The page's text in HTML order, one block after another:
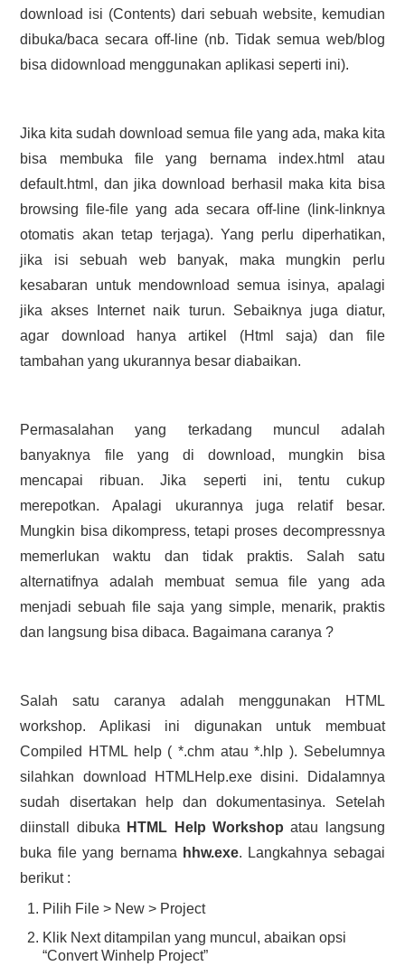
download isi (Contents) dari sebuah website, kemudian
dibuka/baca secara off-line (nb. Tidak semua web/blog
bisa didownload menggunakan aplikasi seperti ini).
Jika kita sudah download semua file yang ada, maka kita
bisa membuka file yang bernama index.html atau
default.html, dan jika download berhasil maka kita bisa
browsing file-file yang ada secara off-line (link-linknya
otomatis akan tetap terjaga). Yang perlu diperhatikan,
jika isi sebuah web banyak, maka mungkin perlu
kesabaran untuk mendownload semua isinya, apalagi
jika akses Internet naik turun. Sebaiknya juga diatur,
agar download hanya artikel (Html saja) dan file
tambahan yang ukurannya besar diabaikan.
Permasalahan yang terkadang muncul adalah
banyaknya file yang di download, mungkin bisa
mencapai ribuan. Jika seperti ini, tentu cukup
merepotkan. Apalagi ukurannya juga relatif besar.
Mungkin bisa dikompress, tetapi proses decompressnya
memerlukan waktu dan tidak praktis. Salah satu
alternatifnya adalah membuat semua file yang ada
menjadi sebuah file saja yang simple, menarik, praktis
dan langsung bisa dibaca. Bagaimana caranya ?
Salah satu caranya adalah menggunakan HTML
workshop. Aplikasi ini digunakan untuk membuat
Compiled HTML help ( *.chm atau *.hlp ). Sebelumnya
silahkan download HTMLHelp.exe disini. Didalamnya
sudah disertakan help dan dokumentasinya. Setelah
diinstall dibuka
HTML Help Workshop atau langsung
buka file yang bernama hhw.exe. Langkahnya sebagai
berikut :
Pilih File > New > Project
Klik Next ditampilan yang muncul, abaikan opsi
“Convert Winhelp Project”